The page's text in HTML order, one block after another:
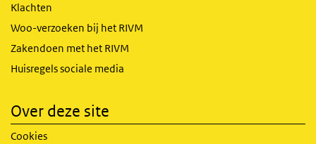
Klachten
Woo-verzoeken bij het RIVM
Zakendoen met het RIVM
Huisregels sociale media
Over deze site
Cookies